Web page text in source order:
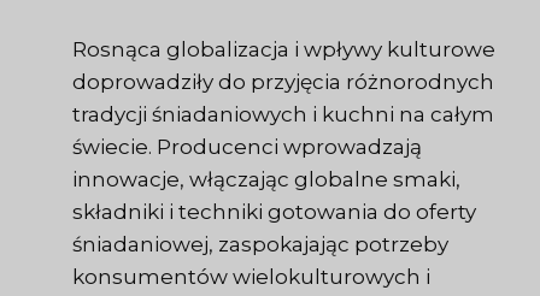
Rosnąca globalizacja i wpływy kulturowe
doprowadziły do przyjęcia różnorodnych
tradycji śniadaniowych i kuchni na całym
świecie. Producenci wprowadzają
innowacje, włączając globalne smaki,
składniki i techniki gotowania do oferty
śniadaniowej, zaspokajając potrzeby
konsumentów wielokulturowych i